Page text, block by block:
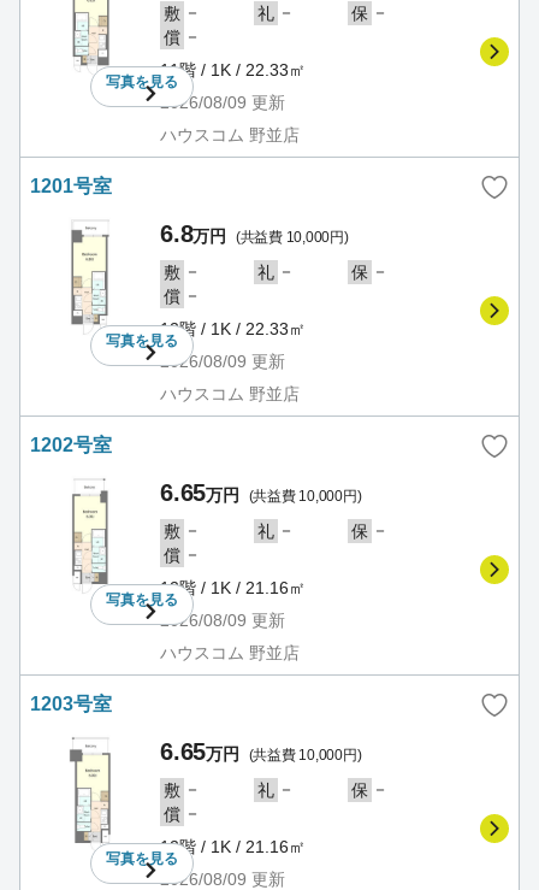
写真を見る
敷 － 礼 － 保 －
償 －
11階 / 1K / 22.33㎡
2026/08/09 更新
ハウスコム 野並店
1201号室
写真を見る
6.8万円 (共益費 10,000円)
敷 － 礼 － 保 －
償 －
12階 / 1K / 22.33㎡
2026/08/09 更新
ハウスコム 野並店
1202号室
写真を見る
6.65万円 (共益費 10,000円)
敷 － 礼 － 保 －
償 －
12階 / 1K / 21.16㎡
2026/08/09 更新
ハウスコム 野並店
1203号室
写真を見る
6.65万円 (共益費 10,000円)
敷 － 礼 － 保 －
償 －
12階 / 1K / 21.16㎡
2026/08/09 更新